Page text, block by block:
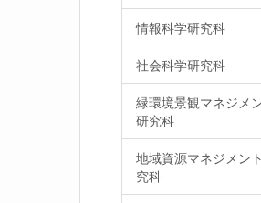
情報科学研究科
社会科学研究科
緑環境景観マネジメ
研究科
地域資源マネジメン
究科